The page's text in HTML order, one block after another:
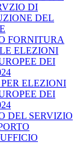
DI
DEL
FORNITURA
ELEZIONI
DEI
ELEZIONI
DEI
DEL SERVIZIO